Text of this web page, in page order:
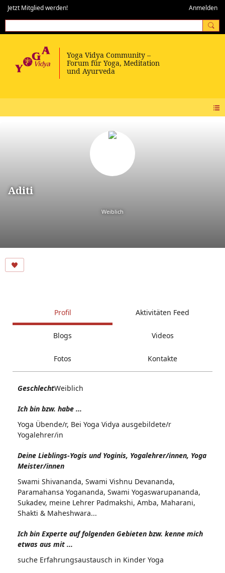
Jetzt Mitglied werden! Anmelden
Aditi
Weiblich
Profil Aktivitäten Feed
Blogs Videos
Fotos Kontakte
GeschlechtWeiblich
Ich bin bzw. habe ...
Yoga Übende/r, Bei Yoga Vidya ausgebildete/r
Yogalehrer/in
Deine Lieblings-Yogis und Yoginis, Yogalehrer/innen, Yoga
Meister/innen
Swami Shivananda, Swami Vishnu Devananda,
Paramahansa Yogananda, Swami Yogaswarupananda,
Sukadev, meine Lehrer Padmakshi, Amba, Maharani,
Shakti & Maheshwara...
Ich bin Experte auf folgenden Gebieten bzw. kenne mich
etwas aus mit ...
suche Erfahrungsaustausch in Kinder Yoga